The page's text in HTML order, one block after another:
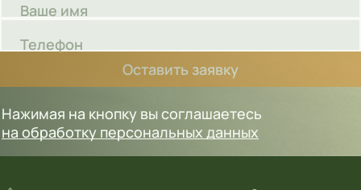
Ваше имя
Телефон
Оставить заявку
Нажимая на кнопку вы соглашаетесь
на обработку персональных данных